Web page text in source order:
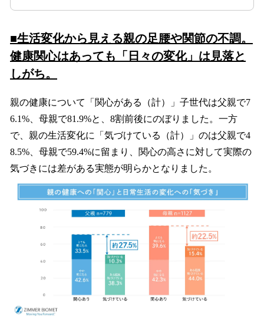
■生活変化から見える親の足腰や関節の不調。
健康関心はあっても「日々の変化」は見落と
しがち。
親の健康について「関心がある（計）」子世代は父親で7
6.1%、母親で81.9%と、8割前後にのぼりました。一方
で、親の生活変化に「気づけている（計）」のは父親で4
8.5%、母親で59.4%に留まり、関心の高さに対して実際の
気づきには差がある実態が明らかとなりました。